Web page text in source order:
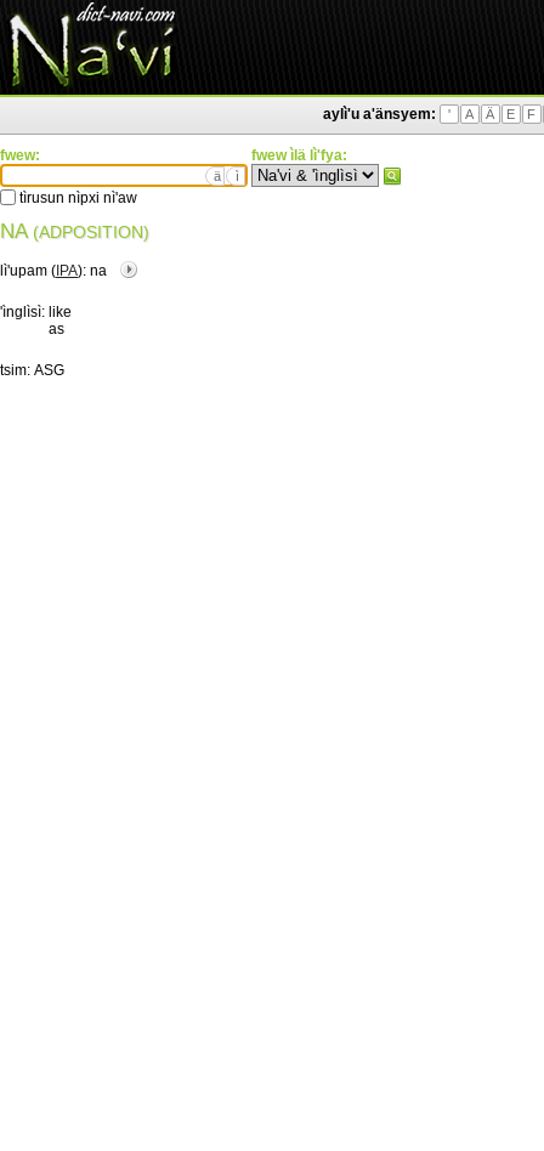
aylì'u a'änsyem: ' A Ä E F
fwew:
ä ì
tìrusun nìpxi nì'aw
fwew ìlä lì'fya:
NA (ADPOSITION)
lì'upam ( IPA): na
'ìnglìsì: like
as
tsim: ASG